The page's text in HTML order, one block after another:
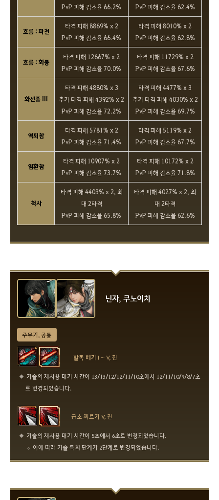
PvP 피해 감소율 66.2%
PvP 피해 감소율 62.4%
흐름 : 파천
타격 피해 8869% x 2
PvP 피해 감소율 66.4%
타격 피해 8010% x 2
PvP 피해 감소율 62.8%
흐름 : 화풍
타격 피해 12667% x 2
PvP 피해 감소율 70.0%
타격 피해 11729% x 2
PvP 피해 감소율 67.6%
화선풍 III
타격 피해 4880% x 3
추가 타격 피해 4392% x 2
PvP 피해 감소율 72.2%
타격 피해 4477% x 3
추가 타격 피해 4030% x 2
PvP 피해 감소율 69.7%
역퇴참
타격 피해 5781% x 2
PvP 피해 감소율 71.4%
타격 피해 5119% x 2
PvP 피해 감소율 67.7%
염환참
타격 피해 10907% x 2
PvP 피해 감소율 73.7%
타격 피해 10172% x 2
PvP 피해 감소율 71.8%
척사
타격 피해 4403% x 2, 최
대 2타격
PvP 피해 감소율 65.8%
타격 피해 4027% x 2, 최
대 2타격
PvP 피해 감소율 62.6%
닌자, 쿠노이치
주무기, 공통
발목 베기 I ~ V, 진
기술의 재사용 대기 시간이 13/13/12/12/11/10초에서 12/11/10/9/8/7초
로 변경되었습니다.
급소 찌르기 V, 진
기술의 재사용 대기 시간이 5초에서 6초로 변경되었습니다.
이에 따라 기술 특화 단계가 2단계로 변경되었습니다.